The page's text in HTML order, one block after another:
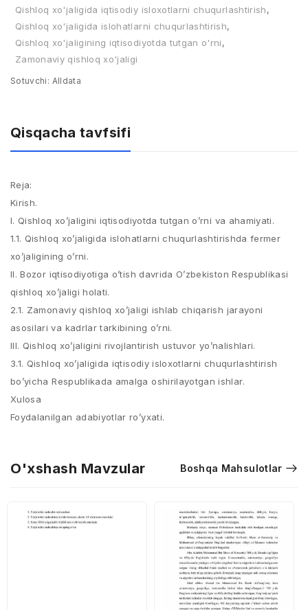
Qishloq xo'jaligida iqtisodiy isloxotlarni chuqurlashtirish,
Qishloq xo'jaligida islohatlarni chuqurlashtirish,
Qishloq xo'jaligining iqtisodiyotda tutgan o'rni,
Zamonaviy qishloq xo'jaligi
Sotuvchi: Alldata
Qisqacha tavfsifi
Reja:
Kirish.
I. Qishloq xo’jaligini iqtisodiyotda tutgan o’rni va ahamiyati.
1.1. Qishloq xo’jaligida islohatlarni chuqurlashtirishda fermer
xo’jaligining o’rni.
II. Bozor iqtisodiyotiga o’tish davrida O’zbekiston Respublikasi
qishloq xo’jaligi holati.
2.1. Zamonaviy qishloq xo’jaligi ishlab chiqarish jarayoni
asosilari va kadrlar tarkibining o’rni.
III. Qishloq xo’jaligini rivojlantirish ustuvor yo’nalishlari.
3.1. Qishloq xo’jaligida iqtisodiy isloxotlarni chuqurlashtirish
bo’yicha Respublikada amalga oshirilayotgan ishlar.
Xulosa
Foydalanilgan adabiyotlar ro’yxati.
O'xshash Mavzular Boshqa Mahsulotlar